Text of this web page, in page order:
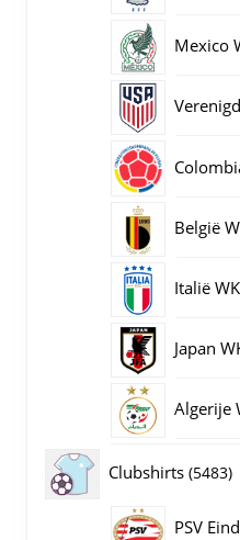
Mexico
België
Italië
Japan
Algerije
Clubshirts 5483
PSV